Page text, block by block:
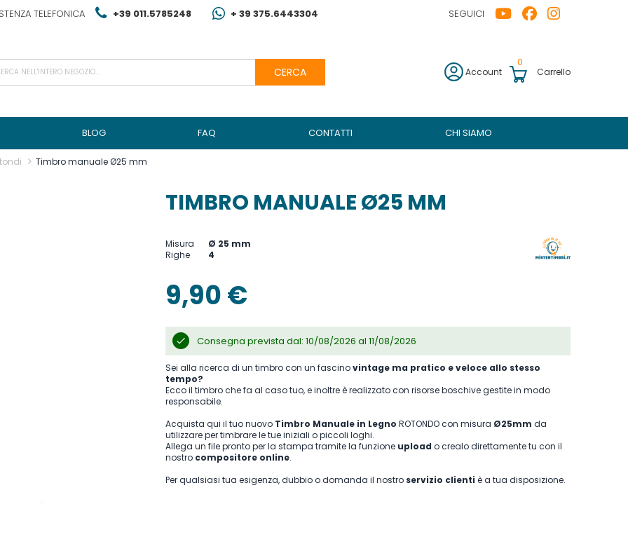
TELEFONICA +39 011.5785248 + 39 375.6443304 SEGUICI
CERCA Account Carrello
0
BLOG FAQ CONTATTI CHI SIAMO
Timbro manuale Ø25 mm
TIMBRO MANUALE Ø25 MM
Misura
Ø 25 mm
Righe
4
9,90 €
Consegna prevista dal: 10/08/2026 al 11/08/2026
Sei alla ricerca di un timbro con un fascinovintage ma pratico e veloce allo stesso
tempo?
Ecco il timbro che fa al caso tuo, e inoltre è realizzato con risorse boschive gestite in modo
responsabile.
Acquista qui il tuo nuovo Timbro Manuale in Legno ROTONDO con misura Ø25mm da
utilizzare per timbrare le tue iniziali o piccoli loghi.
Allega un file pronto per la stampa tramite la funzione upload o crealo direttamente tu con il
nostro compositore online.
Per qualsiasi tua esigenza, dubbio o domanda il nostro servizio clienti è a tua disposizione.